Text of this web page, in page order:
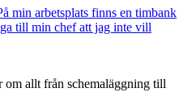
min arbetsplats finns en timbank
till min chef att jag inte vill
om allt från schemaläggning till